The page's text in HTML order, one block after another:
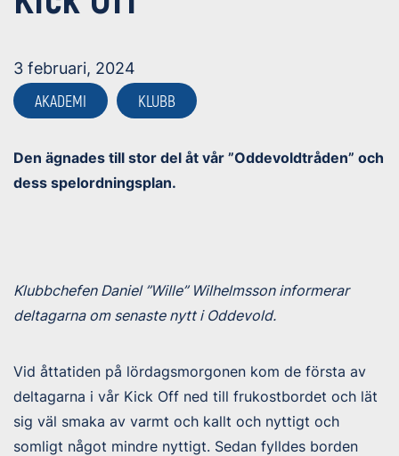
3 februari, 2024
AKADEMI KLUBB
Den ägnades till stor del åt vår ”Oddevoldtråden” och
dess spelordningsplan.
Klubbchefen Daniel ”Wille” Wilhelmsson informerar
deltagarna om senaste nytt i Oddevold.
Vid åttatiden på lördagsmorgonen kom de första av
deltagarna i vår Kick Off ned till frukostbordet och lät
sig väl smaka av varmt och kallt och nyttigt och
somligt något mindre nyttigt. Sedan fylldes borden